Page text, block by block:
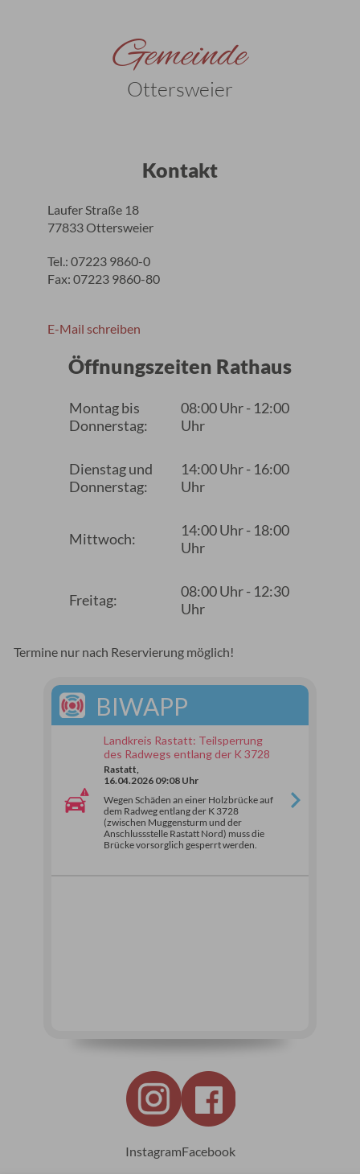
Gemeinde
Ottersweier
Kontakt
Laufer Straße 18
77833 Ottersweier
Tel.: 07223 9860-0
Fax: 07223 9860-80
E-Mail schreiben
Öffnungszeiten Rathaus
Montag bis
Donnerstag:
08:00 Uhr - 12:00
Uhr
Dienstag und
Donnerstag:
14:00 Uhr - 16:00
Uhr
Mittwoch:
14:00 Uhr - 18:00
Uhr
Freitag:
08:00 Uhr - 12:30
Uhr
Termine nur nach Reservierung möglich!
BIWAPP
Landkreis Rastatt: Teilsperrung
des Radwegs entlang der K 3728
Rastatt,
16.04.2026 09:08 Uhr
Wegen Schäden an einer Holzbrücke auf
dem Radweg entlang der K 3728
(zwischen Muggensturm und der
Anschlussstelle Rastatt Nord) muss die
Brücke vorsorglich gesperrt werden.
InstagramFacebook